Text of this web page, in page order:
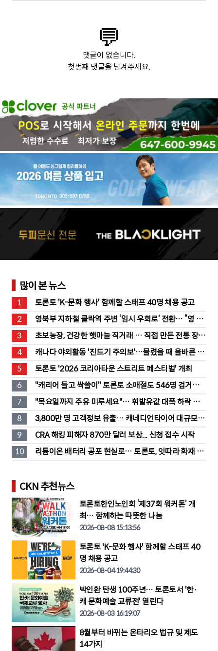
💬
댓글이 없습니다.
첫번째 댓글을 남겨주세요.
많이 본 뉴스
1
토론토 'K-문화 행사' 함께할 스태프 40명 채용 공고
2
영북부 지하철 클락역 주변 ‘임시 우회로’ 전환… “영 스
트리트 바뀐다”
3
초보농장, 건강한 햇마늘 직거래 … 직접 만든 전통 장류
도 판매
4
캐나다 야외활동 '진드기 주의보'…물렸을 때 올바른 대
처법은?
5
토론토 '2026 코리아타운 스트리트 페스티벌' 개최
6
"캐리어 들고 싹쓸이" 토론토 소매절도 546명 검거…
훔친 물건 재유통
7
"목요일까지 주유 미루세요"… 휘발유값 대폭 하락 예
고
8
3,800만 명 고객정보 유출… 캐네디언타이어 대규모 집
단소송 직면
9
CRA 해킹 피해자 870만 달러 보상... 신청 접수 시작
10
리튬이온 배터리 공포 현실로… 토론토, 잇따라 화재 발
생
CKN 추천뉴스
토론토한인노인회 ‘제37회 워커톤’ 개
최… 함께하는 따뜻한 나눔
2026-08-08 15:13:56
토론토 'K-문화 행사' 함께할 스태프 40
명 채용 공고
2026-08-04 19:44:30
박인환 탄생 100주년… 토론토서 '한·
캐 문화예술 교류전' 열린다
2026-08-03 16:19:07
8월부터 바뀌는 온타리오 법규 및 제도
14가지